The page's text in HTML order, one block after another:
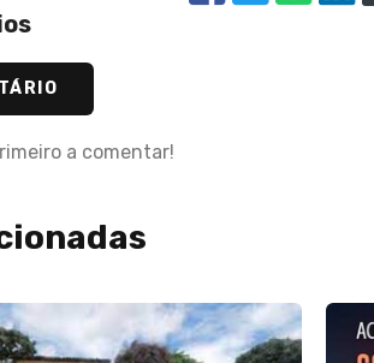
a comentar!